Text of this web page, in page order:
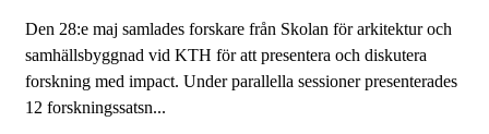
Den 28:e maj samlades forskare från Skolan för arkitektur och
samhällsbyggnad vid KTH för att presentera och diskutera
forskning med impact. Under parallella sessioner presenterades
12 forskningssatsn...